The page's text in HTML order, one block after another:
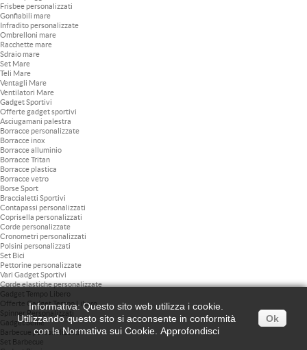
Frisbee personalizzati
Gonfiabili mare
Infradito personalizzate
Ombrelloni mare
Racchette mare
Sdraio mare
Set Mare
Teli Mare
Ventagli Mare
Ventilatori Mare
Gadget Sportivi
Offerte gadget sportivi
Asciugamani palestra
Borracce personalizzate
Borracce inox
Borracce alluminio
Borracce Tritan
Borracce plastica
Borracce vetro
Borse Sport
Braccialetti Sportivi
Contapassi personalizzati
Coprisella personalizzati
Corde personalizzate
Cronometri personalizzati
Polsini personalizzati
Set Bici
Pettorine personalizzate
Vari Gadget Sportivi
Corde elastiche personalizzate
Gadget Tempo Libero
Offerte Gadget Tempo Libero
Spinner Personalizzati
Gadget Selfie
Barbecue personalizzati
Set Barbecue
Informativa: Questo sito web utilizza i cookie.
Utilizzando questo sito si acconsente in conformità
con la Normativa sui Cookie. Approfondisci
Ok